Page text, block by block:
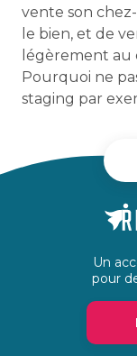
vente son
le bien, et de
légèrement au
Pourquoi ne
staging par
Un
pour